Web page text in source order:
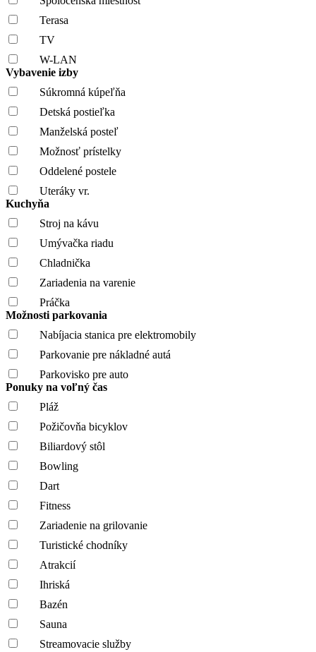
Terasa
TV
W-LAN
Vybavenie izby
Súkromná kúpeľňa
Detská postieľka
Manželská posteľ
Možnosť prístelky
Oddelené postele
Uteráky vr.
Kuchyňa
Stroj na kávu
Umývačka riadu
Chladnička
Zariadenia na varenie
Práčka
Možnosti parkovania
Nabíjacia stanica pre elektromobily
Parkovanie pre nákladné autá
Parkovisko pre auto
Ponuky na voľný čas
Pláž
Požičovňa bicyklov
Biliardový stôl
Bowling
Dart
Fitness
Zariadenie na grilovanie
Turistické chodníky
Atrakcií
Ihriská
Bazén
Sauna
Streamovacie služby